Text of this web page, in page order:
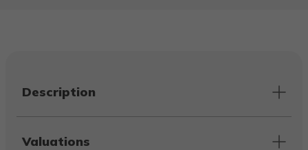
Description
Valuations